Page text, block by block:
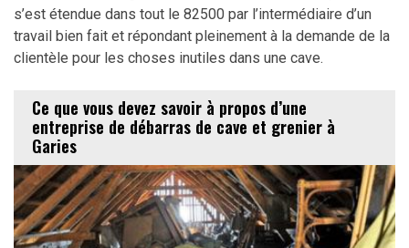
s’est étendue dans tout le 82500 par l’intermédiaire d’un
travail bien fait et répondant pleinement à la demande de la
clientèle pour les choses inutiles dans une cave.
Ce que vous devez savoir à propos d’une
entreprise de débarras de cave et grenier à
Garies